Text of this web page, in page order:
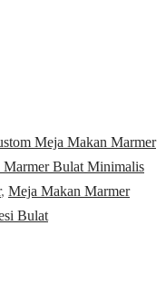
Meja Makan Marmer
Marmer Bulat Minimalis
, Meja Makan Marmer
Bulat